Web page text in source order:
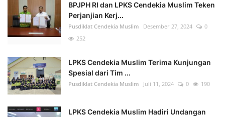
BPJPH RI dan LPKS Cendekia Muslim Teken
Perjanjian Kerj...
Pusdiklat Cendekia Muslim Desember 27, 2024
0
252
LPKS Cendekia Muslim Terima Kunjungan
Spesial dari Tim ...
Pusdiklat Cendekia Muslim Juli 11, 2024 0 190
LPKS Cendekia Muslim Hadiri Undangan